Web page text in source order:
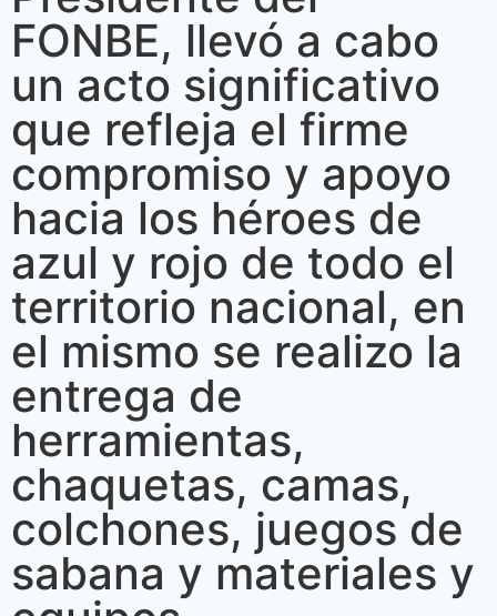
FONBE, llevó a cabo
un acto significativo
que refleja el firme
compromiso y apoyo
hacia los héroes de
azul y rojo de todo el
territorio nacional, en
el mismo se realizo la
entrega de
herramientas,
chaquetas, camas,
colchones, juegos de
sabana y materiales y